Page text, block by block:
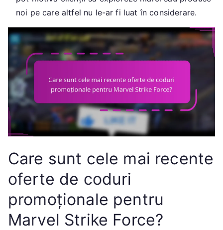
noi pe care altfel nu le-ar fi luat în considerare.
Care sunt cele mai recente
oferte de coduri
promoționale pentru
Marvel Strike Force?